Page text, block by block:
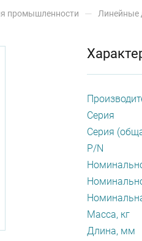
промышленности — Линейные
Серия
Серия
P/N
Масса, кг
Длина, мм